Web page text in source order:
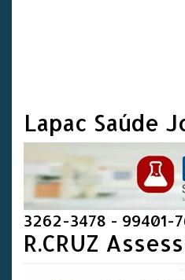
Lapac Saúde
3262-3478 - 99401-
R.CRUZ